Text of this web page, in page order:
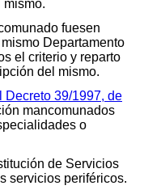
fuesen
Departamento
el criterio y reparto
del mismo.
Decreto 39/1997, de
mancomunados
o
de Servicios
servicios periféricos.